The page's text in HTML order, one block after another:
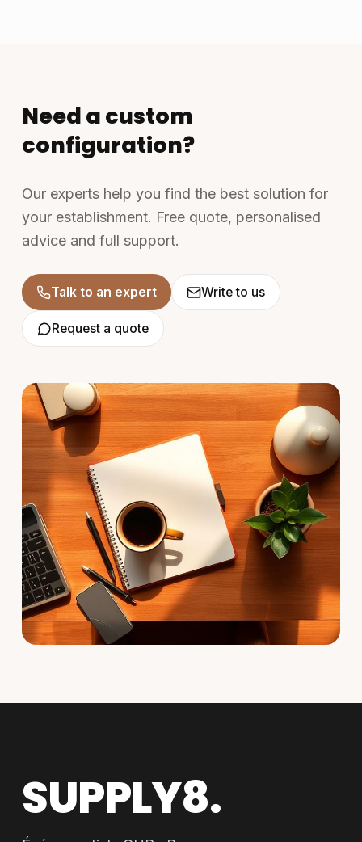
Need a custom
configuration?
Our experts help you find the best solution for
your establishment. Free quote, personalised
advice and full support.
Talk to an expert Write to us
Request a quote
SUPPLY8.